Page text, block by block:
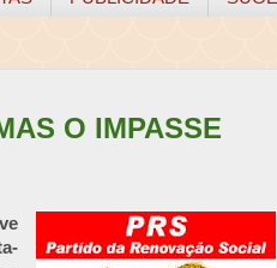
O IMPASSE